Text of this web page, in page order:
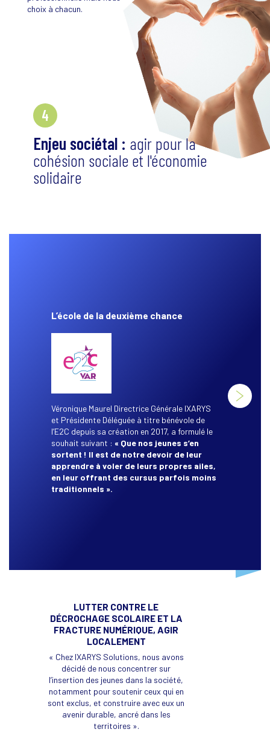
choix à chacun.
4
Enjeu sociétal : agir pour la
cohésion sociale et l'économie
solidaire
L’école de la deuxième chance
Véronique Maurel Directrice Générale IXARYS
et Présidente Déléguée à titre bénévole de
l’E2C depuis sa création en 2017, a formulé le
souhait suivant : « Que nos jeunes s’en
sortent ! Il est de notre devoir de leur
apprendre à voler de leurs propres ailes,
en leur offrant des cursus parfois moins
traditionnels ».
auprès de
à
sport et
LUTTER CONTRE LE
DÉCROCHAGE SCOLAIRE ET LA
FRACTURE NUMÉRIQUE, AGIR
LOCALEMENT
« Chez IXARYS Solutions, nous avons
décidé de nous concentrer sur
l’insertion des jeunes dans la société,
notamment pour soutenir ceux qui en
sont exclus, et construire avec eux un
avenir durable, ancré dans les
territoires ».